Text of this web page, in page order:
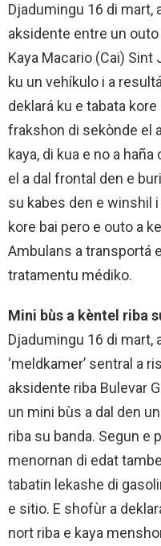
Djadumingu 16 di mart,
aksidente entre un
Kaya Macario (Cai) Sint
ku un vehíkulo i a
deklará ku e tabata
frakshon di sekònde el
kaya, di kua e no a
el a dal frontal den e
su kabes den e winshil
kore bai pero e outo a
Ambulans a transportá
tratamentu médiko.
Mini bùs a kèntel riba
Djadumingu 16 di mart,
‘meldkamer’ sentral a
aksidente riba Bulevar
un mini bùs a dal den
riba su banda. Segun e
menornan di edat
tabatin lekashe di
e sitio. E shofùr a
nort riba e kaya